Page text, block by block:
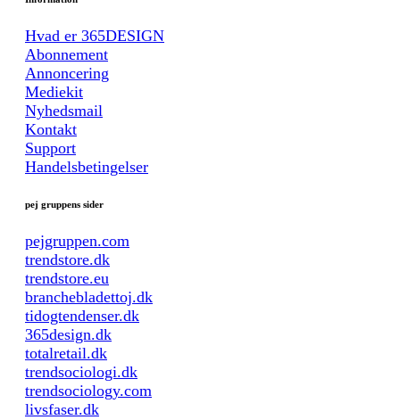
Hvad er 365DESIGN
Abonnement
Annoncering
Mediekit
Nyhedsmail
Kontakt
Support
Handelsbetingelser
pej gruppens sider
pejgruppen.com
trendstore.dk
trendstore.eu
branchebladettoj.dk
tidogtendenser.dk
365design.dk
totalretail.dk
trendsociologi.dk
trendsociology.com
livsfaser.dk